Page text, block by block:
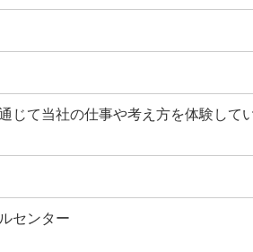
て当社の仕事や考え方を体験して
センター